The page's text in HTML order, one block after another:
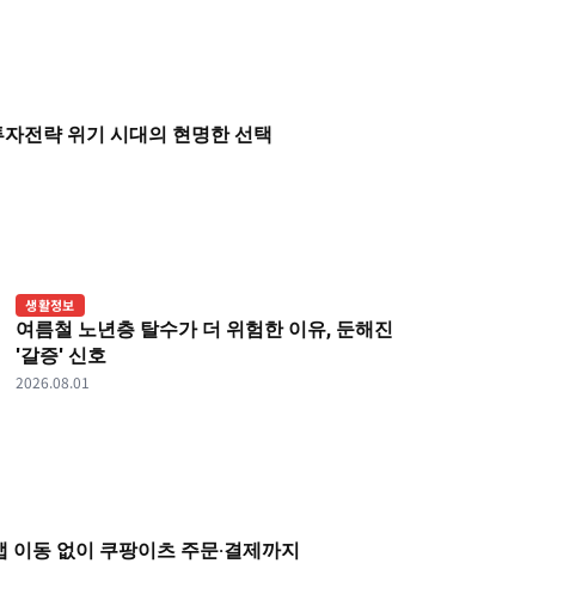
전략 위기 시대의 현명한 선택
생활정보
여름철 노년층 탈수가 더 위험한 이유, 둔해진
'갈증' 신호
2026.08.01
이동 없이 쿠팡이츠 주문·결제까지